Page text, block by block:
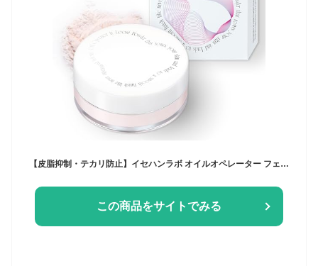
【皮脂抑制・テカリ防止】イセハンラボ オイルオペレーター フェイスパウダー 17g オイルコントロール さらさら 毛穴レス 保湿 毛穴カバー ベースメイク 前髪
この商品をサイトでみる